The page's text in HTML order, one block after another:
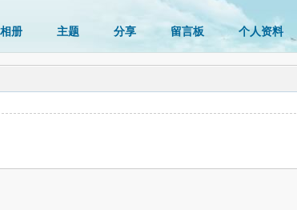
相册 主题 分享 留言板 个人资料